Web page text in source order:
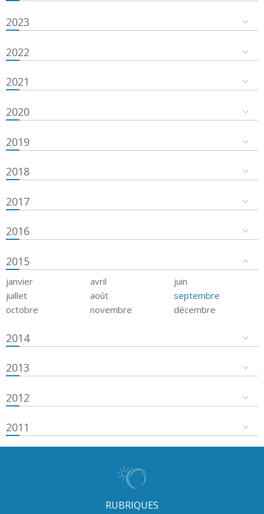
2023
2022
2021
2020
2019
2018
2017
2016
2015
janvier avril
juin
juillet
août
septembre
octobre
novembre décembre
2014
2013
2012
2011
RUBRIQUES